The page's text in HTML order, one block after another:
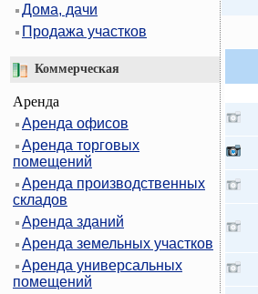
Дома, дачи
Продажа участков
Коммерческая
Аренда
Аренда офисов
Аренда торговых
помещений
Аренда производственных
складов
Аренда зданий
Аренда земельных участков
Аренда универсальных
помещений